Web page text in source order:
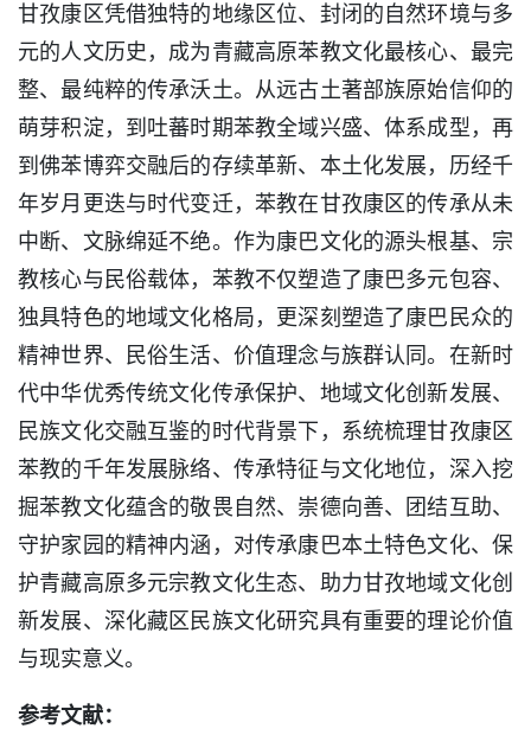
甘孜康区凭借独特的地缘区位、封闭的自然环境与多
元的人文历史，成为青藏高原苯教文化最核心、最完
整、最纯粹的传承沃土。从远古土著部族原始信仰的
萌芽积淀，到吐蕃时期苯教全域兴盛、体系成型，再
到佛苯博弈交融后的存续革新、本土化发展，历经千
年岁月更迭与时代变迁，苯教在甘孜康区的传承从未
中断、文脉绵延不绝。作为康巴文化的源头根基、宗
教核心与民俗载体，苯教不仅塑造了康巴多元包容、
独具特色的地域文化格局，更深刻塑造了康巴民众的
精神世界、民俗生活、价值理念与族群认同。在新时
代中华优秀传统文化传承保护、地域文化创新发展、
民族文化交融互鉴的时代背景下，系统梳理甘孜康区
苯教的千年发展脉络、传承特征与文化地位，深入挖
掘苯教文化蕴含的敬畏自然、崇德向善、团结互助、
守护家园的精神内涵，对传承康巴本土特色文化、保
护青藏高原多元宗教文化生态、助力甘孜地域文化创
新发展、深化藏区民族文化研究具有重要的理论价值
与现实意义。
参考文献：